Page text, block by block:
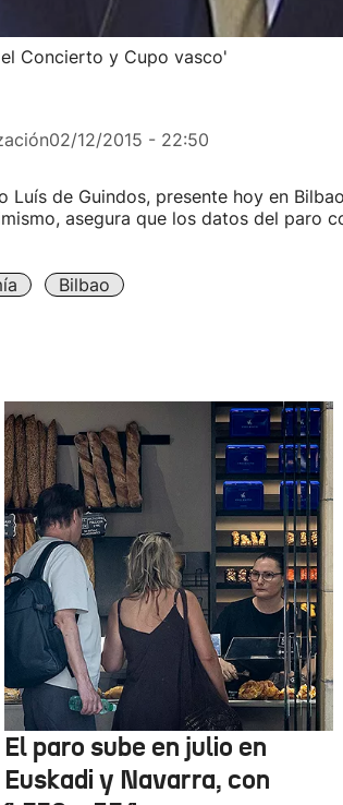
Concierto y Cupo vasco'
02/12/2015 - 22:50
Luís de Guindos, presente hoy en
asegura que los datos del paro
Bilbao
El paro sube en julio en
Euskadi y Navarra, con